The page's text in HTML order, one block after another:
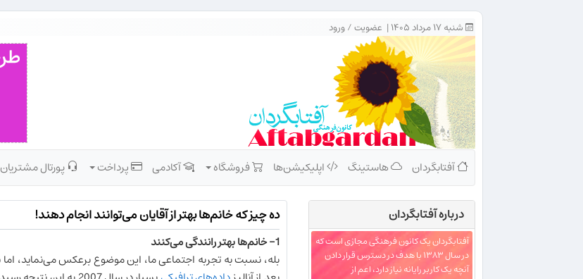
شنبه ۱۷ مرداد ۱۴۰۵ | عضویت/ورود
آفتابگردان هاستینگ اپلیکیشن‌ها فروشگاه آکادمی پرداخت پورتال مشتریان
ده چیز که خانم‌ها بهتر از آقایان می‌توانند انجام دهند!
1- خانم‌ها بهتر رانندگی می‌کنند
درباره‌ آفتابگردان
آفتابگردان یک کانون فرهنگی مجازی است که
در سال ۱۳۸۳ با هدف در دسترس قرار دادن
آنچه یک کاربر رایانه نیاز دارد، اعم از